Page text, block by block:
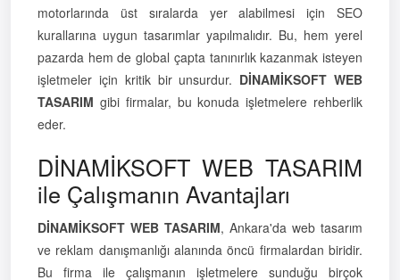
motorlarında üst sıralarda yer alabilmesi için SEO
kurallarına uygun tasarımlar yapılmalıdır. Bu, hem yerel
pazarda hem de global çapta tanınırlık kazanmak isteyen
işletmeler için kritik bir unsurdur. DİNAMİKSOFT WEB
TASARIM gibi firmalar, bu konuda işletmelere rehberlik
eder.
DİNAMİKSOFT WEB TASARIM
ile Çalışmanın Avantajları
DİNAMİKSOFT WEB TASARIM, Ankara'da web tasarım
ve reklam danışmanlığı alanında öncü firmalardan biridir.
Bu firma ile çalışmanın işletmelere sunduğu birçok